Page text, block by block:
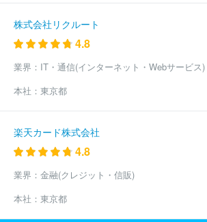
株式会社リクルート
4.8
業界： IT・通信(インターネット・Webサービス)
本社： 東京都
楽天カード株式会社
4.8
業界： 金融(クレジット・信販)
本社： 東京都